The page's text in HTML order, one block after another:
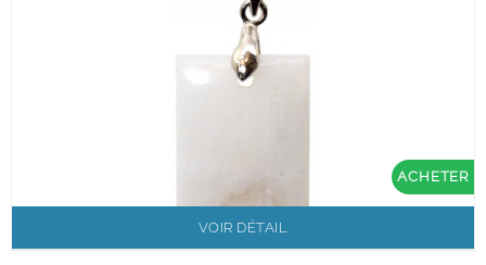
ACHETER
VOIR DÉTAIL